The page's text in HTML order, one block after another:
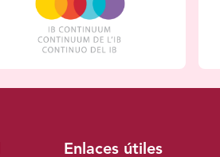
Enlaces útiles